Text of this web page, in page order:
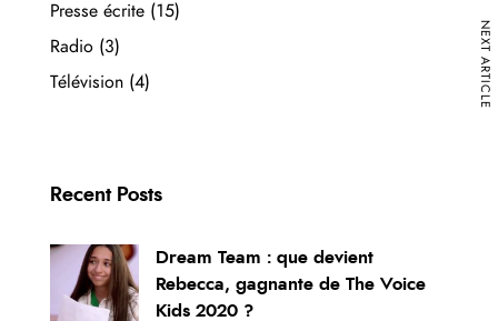
NEXT ARTICLE
Presse écrite (15)
Radio (3)
Télévision (4)
Recent Posts
Dream Team : que devient
Rebecca, gagnante de The Voice
Kids 2020 ?